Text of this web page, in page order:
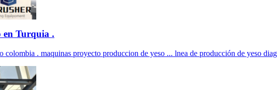
en Turquia .
colombia . maquinas proyecto produccion de yeso ... lnea de producción de yeso